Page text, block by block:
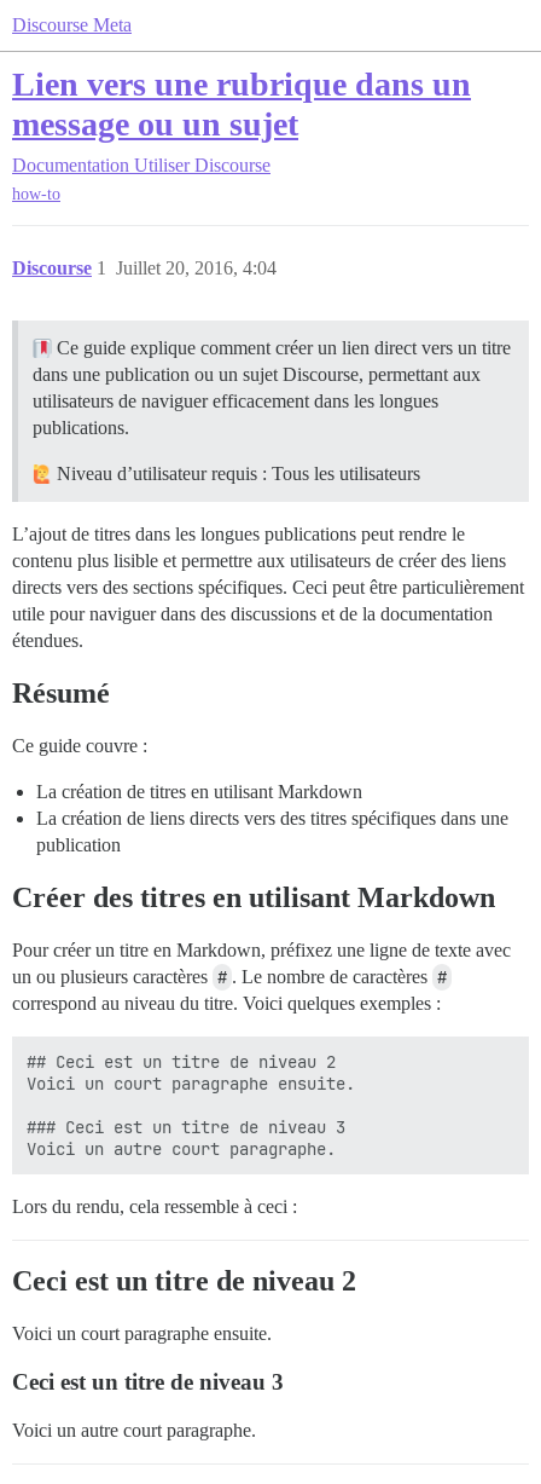
Discourse Meta
Lien vers une rubrique dans un
message ou un sujet
Documentation Utiliser Discourse
how-to
Discourse Juillet 20, 2016, 4:04
1
Ce guide explique comment créer un lien direct vers un titre
dans une publication ou un sujet Discourse, permettant aux
utilisateurs de naviguer efficacement dans les longues
publications.
Niveau d’utilisateur requis : Tous les utilisateurs
L’ajout de titres dans les longues publications peut rendre le
contenu plus lisible et permettre aux utilisateurs de créer des liens
directs vers des sections spécifiques. Ceci peut être particulièrement
utile pour naviguer dans des discussions et de la documentation
étendues.
Résumé
Ce guide couvre :
La création de titres en utilisant Markdown
La création de liens directs vers des titres spécifiques dans une
publication
Créer des titres en utilisant Markdown
Pour créer un titre en Markdown, préfixez une ligne de texte avec
un ou plusieurs caractères # . Le nombre de caractères #
correspond au niveau du titre. Voici quelques exemples :
## Ceci est un titre de niveau 2
Voici un court paragraphe ensuite.
### Ceci est un titre de niveau 3
Lors du rendu, cela ressemble à ceci :
Ceci est un titre de niveau 2
Voici un court paragraphe ensuite.
Ceci est un titre de niveau 3
Voici un autre court paragraphe.